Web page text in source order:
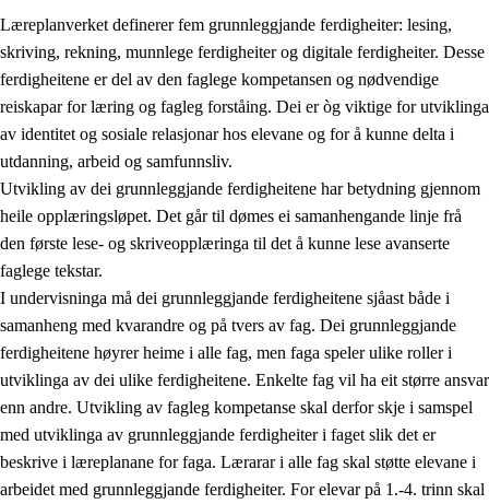
2. Prinsipp for læring, utvikling og danning
Sosial læring og utvikling
2.2 Kompetanse i faga
2.3 Grunnleggjande ferdigheiter
2.4 Å lære å lære
Tverrfaglege tema
Læreplanverket definerer fem grunnleggjande ferdigheiter: lesing,
skriving, rekning, munnlege ferdigheiter og digitale ferdigheiter. Desse
ferdigheitene er del av den faglege kompetansen og nødvendige
reiskapar for læring og fagleg forståing. Dei er òg viktige for utviklinga
av identitet og sosiale relasjonar hos elevane og for å kunne delta i
utdanning, arbeid og samfunnsliv.
Utvikling av dei grunnleggjande ferdigheitene har betydning gjennom
heile opplæringsløpet. Det går til dømes ei samanhengande linje frå
den første lese- og skriveopplæringa til det å kunne lese avanserte
faglege tekstar.
I undervisninga må dei grunnleggjande ferdigheitene sjåast både i
samanheng med kvarandre og på tvers av fag. Dei grunnleggjande
ferdigheitene høyrer heime i alle fag, men faga speler ulike roller i
utviklinga av dei ulike ferdigheitene. Enkelte fag vil ha eit større ansvar
enn andre. Utvikling av fagleg kompetanse skal derfor skje i samspel
med utviklinga av grunnleggjande ferdigheiter i faget slik det er
beskrive i læreplanane for faga. Lærarar i alle fag skal støtte elevane i
arbeidet med grunnleggjande ferdigheiter. For elevar på 1.-4. trinn skal